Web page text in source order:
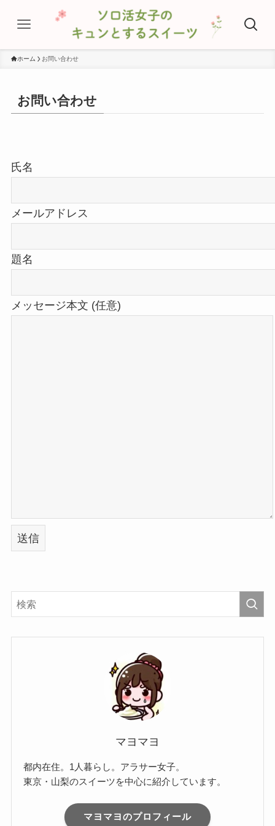
ホーム お問い合わせ
お問い合わせ
氏名
メールアドレス
題名
メッセージ本文 (任意)
マヨマヨ
都内在住。1人暮らし。アラサー女子。
東京・山梨のスイーツを中心に紹介しています。
マヨマヨのプロフィール